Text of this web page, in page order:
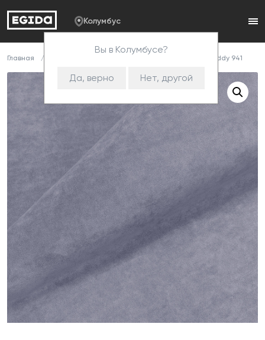
Колумбус
Вы в Колумбусе?
Да, верно Нет, другой
Главная Teddy 941